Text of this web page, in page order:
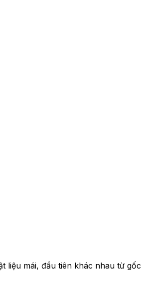
liệu mái, đầu tiên khác nhau từ gốc